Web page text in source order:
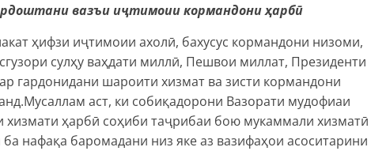
вазъи иҷтимоии кормандони ҳарбӣ
ҳифзи иҷтимоии ахолӣ, бахусус кормандони низоми,
сулҳу ваҳдати миллӣ, Пешвои миллат, Президенти
гардонидани шароити хизмат ва зисти кормандони
аст, ки собиқадорони Вазорати мудофиаи
хизмати ҳарбӣ соҳиби таҷрибаи бою мукаммали хизматӣ
нафақа баромадани низ яке аз вазифаҳои асоситарини